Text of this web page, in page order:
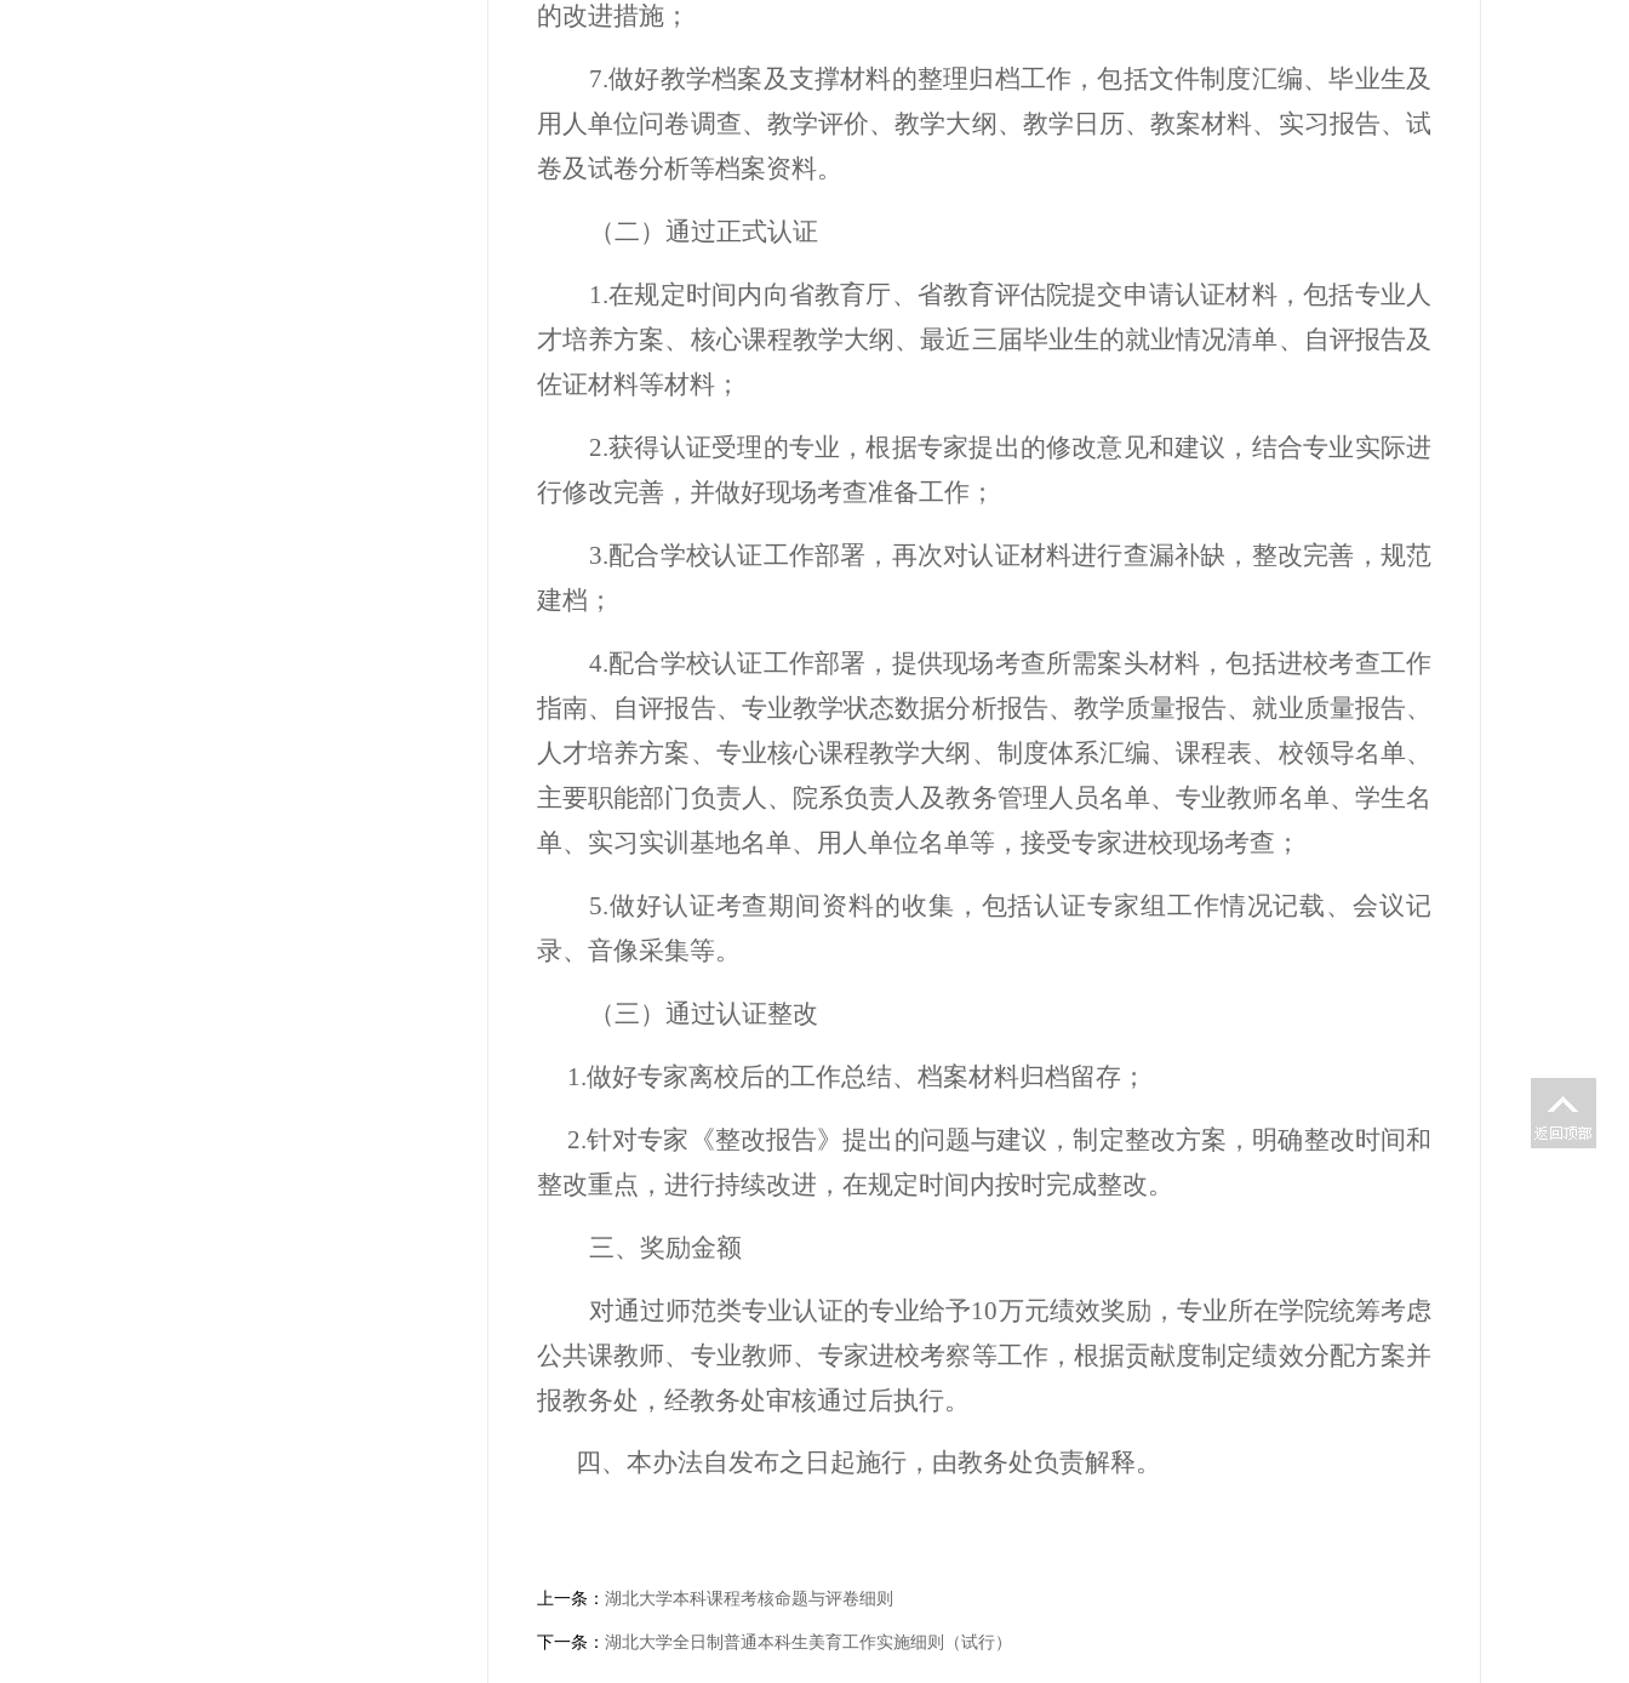
的改进措施；
7.做好教学档案及支撑材料的整理归档工作，包括文件制度汇编、毕业生及
用人单位问卷调查、教学评价、教学大纲、教学日历、教案材料、实习报告、试
卷及试卷分析等档案资料。
（二）通过正式认证
1.在规定时间内向省教育厅、省教育评估院提交申请认证材料，包括专业人
才培养方案、核心课程教学大纲、最近三届毕业生的就业情况清单、自评报告及
佐证材料等材料；
2.获得认证受理的专业，根据专家提出的修改意见和建议，结合专业实际进
行修改完善，并做好现场考查准备工作；
3.配合学校认证工作部署，再次对认证材料进行查漏补缺，整改完善，规范
建档；
4.配合学校认证工作部署，提供现场考查所需案头材料，包括进校考查工作
指南、自评报告、专业教学状态数据分析报告、教学质量报告、就业质量报告、
人才培养方案、专业核心课程教学大纲、制度体系汇编、课程表、校领导名单、
主要职能部门负责人、院系负责人及教务管理人员名单、专业教师名单、学生名
单、实习实训基地名单、用人单位名单等，接受专家进校现场考查；
5.做好认证考查期间资料的收集，包括认证专家组工作情况记载、会议记
录、音像采集等。
（三）通过认证整改
1.做好专家离校后的工作总结、档案材料归档留存；
2.针对专家《整改报告》提出的问题与建议，制定整改方案，明确整改时间和
整改重点，进行持续改进，在规定时间内按时完成整改。
三、奖励金额
对通过师范类专业认证的专业给予10万元绩效奖励，专业所在学院统筹考虑
公共课教师、专业教师、专家进校考察等工作，根据贡献度制定绩效分配方案并
报教务处，经教务处审核通过后执行。
四、 本办法自发布之日起施行，由教务处负责解释。
上一条： 湖北大学本科课程考核命题与评卷细则
下一条： 湖北大学全日制普通本科生美育工作实施细则（试行）